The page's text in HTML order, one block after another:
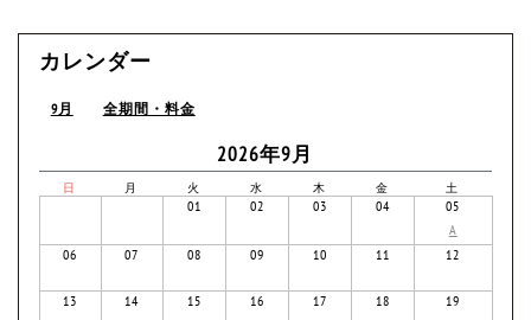
カレンダー
9月 全期間・料金
2026年9月
日 月 火 水 木 金 土
01 02 03 04
05
A
06
07 08 09 10 11 12
13 14 15 16 17 18 19